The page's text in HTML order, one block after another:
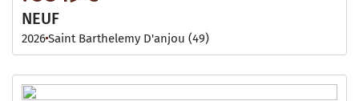
NEUF
2026Saint Barthelemy D'anjou (49)